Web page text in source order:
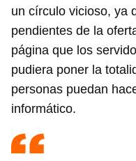
un círculo vicioso, ya
pendientes de la
página que los
pudiera poner la
personas puedan
informático.